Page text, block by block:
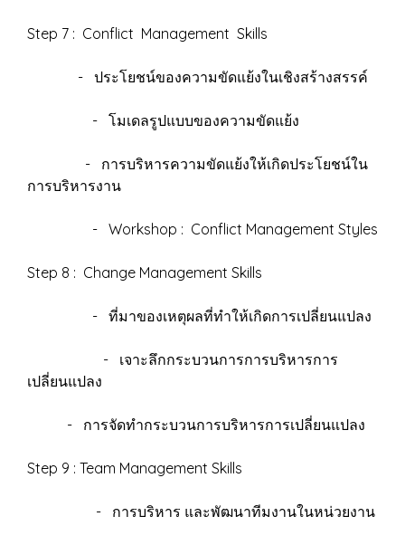
Step 7 : Conflict Management Skills
- ประโยชน์ของความขัดแย้งในเชิงสร้างสรรค์
- โมเดลรูปแบบของความขัดแย้ง
- การบริหารความขัดแย้งให้เกิดประโยชน์ใน
การบริหารงาน
- Workshop : Conflict Management Styles
Step 8 : Change Management Skills
- ที่มาของเหตุผลที่ทำให้เกิดการเปลี่ยนแปลง
- เจาะลึกกระบวนการการบริหารการ
เปลี่ยนแปลง
- การจัดทำกระบวนการบริหารการเปลี่ยนแปลง
Step 9 : Team Management Skills
- การบริหาร และพัฒนาทีมงานในหน่วยงาน